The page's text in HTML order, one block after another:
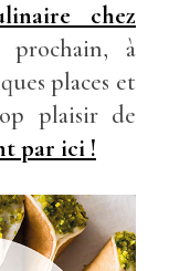
chez
à
places et
plaisir de
par ici !